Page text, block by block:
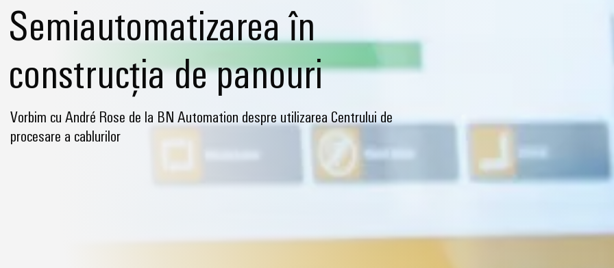
Semiautomatizarea în
construcția de panouri
Vorbim cu André Rose de la BN Automation despre utilizarea Centrului de
procesare a cablurilor